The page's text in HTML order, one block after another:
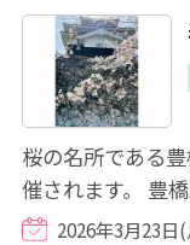
桜の名所である
催されます。 豊
内には、ソメイヨ
2026年3月23日